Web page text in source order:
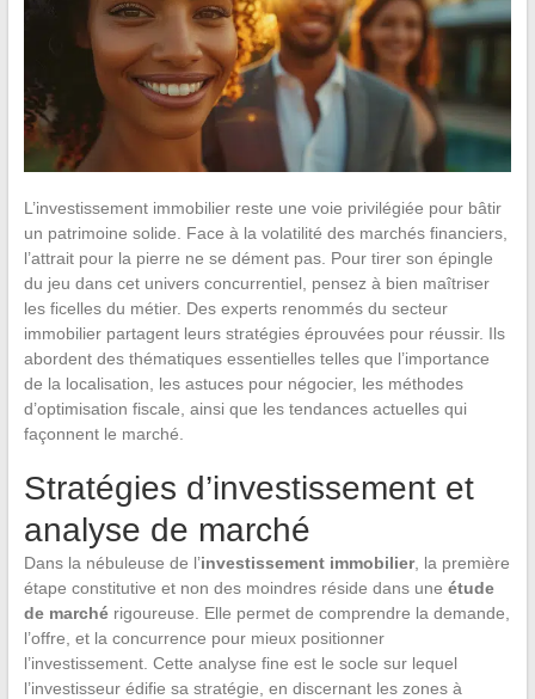
L’investissement immobilier reste une voie privilégiée pour bâtir
un patrimoine solide. Face à la volatilité des marchés financiers,
l’attrait pour la pierre ne se dément pas. Pour tirer son épingle
du jeu dans cet univers concurrentiel, pensez à bien maîtriser
les ficelles du métier. Des experts renommés du secteur
immobilier partagent leurs stratégies éprouvées pour réussir. Ils
abordent des thématiques essentielles telles que l’importance
de la localisation, les astuces pour négocier, les méthodes
d’optimisation fiscale, ainsi que les tendances actuelles qui
façonnent le marché.
Stratégies d’investissement et
analyse de marché
Dans la nébuleuse de l’investissement immobilier, la première
étape constitutive et non des moindres réside dans une étude
de marchérigoureuse. Elle permet de comprendre la demande,
l’offre, et la concurrence pour mieux positionner
l’investissement. Cette analyse fine est le socle sur lequel
l’investisseur édifie sa stratégie, en discernant les zones à